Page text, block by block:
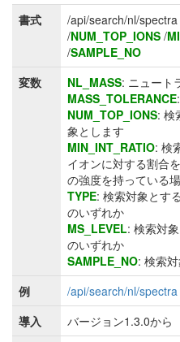
書式 /api/search/nl/
/NUM_TOP_IONS /
/SAMPLE_NO
変数
NL_MASS: ニュート
MASS_TOLERANCE
NUM_TOP_IONS: 検
象とします
MIN_INT_RATIO: 検
イオンに対する割合
の強度を持っている
TYPE: 検索対象とす
のいずれか
MS_LEVEL: 検索対
のいずれか
SAMPLE_NO: 検索
例
/api/search/nl/
導入
バージョン1.3.0から